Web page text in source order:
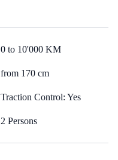
0 to 10'000 KM
from 170 cm
Traction Control: Yes
2 Persons